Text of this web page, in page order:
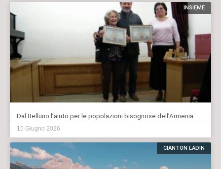
INSIEME
Dal Belluno l’aiuto per le popolazioni bisognose dell’Armenia
15 Giugno 2026
CIANTON LADIN